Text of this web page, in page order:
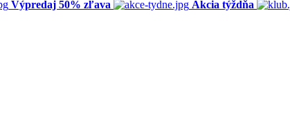
Výpredaj 50% zľava Akcia týždňa